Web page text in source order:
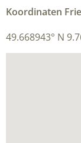
Koordinaten
49.668943° N